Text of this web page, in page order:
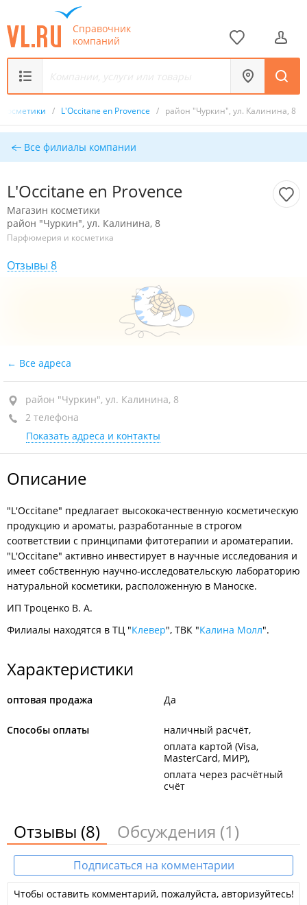
Справочник
компаний
/ L'Occitane en Provence / район "Чуркин", ул. Калинина, 8
Все филиалы компании
L'Occitane en Provence
Магазин косметики
район "Чуркин", ул. Калинина, 8
Парфюмерия и косметика
Отзывы 8
Все адреса
район "Чуркин", ул. Калинина, 8
2 телефона
Показать адреса и контакты
Описание
"L'Occitane" предлагает высококачественную косметическую
продукцию и ароматы, разработанные в строгом
соответствии с принципами фитотерапии и ароматерапии.
"L'Oсcitane" активно инвестирует в научные исследования и
имеет собственную научно-исследовательскую лабораторию
натуральной косметики, расположенную в Маноске.
ИП Троценко В. А.
Филиалы находятся в ТЦ "Клевер", ТВК "Калина Молл".
Характеристики
оптовая продажа Да
Способы оплаты
наличный расчёт
оплата картой (Visa,
MasterCard, МИР)
оплата через расчётный
счёт
Отзывы (8) Обсуждения (1)
Подписаться на комментарии
Чтобы оставить комментарий, пожалуйста, авторизуйтесь!